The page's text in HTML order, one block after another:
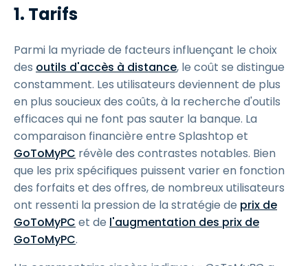
1. Tarifs
Parmi la myriade de facteurs influençant le choix
des outils d'accès à distance, le coût se distingue
constamment. Les utilisateurs deviennent de plus
en plus soucieux des coûts, à la recherche d'outils
efficaces qui ne font pas sauter la banque. La
comparaison financière entre Splashtop et
GoToMyPC révèle des contrastes notables. Bien
que les prix spécifiques puissent varier en fonction
des forfaits et des offres, de nombreux utilisateurs
ont ressenti la pression de la stratégie de prix de
GoToMyPC et de l'augmentation des prix de
GoToMyPC.